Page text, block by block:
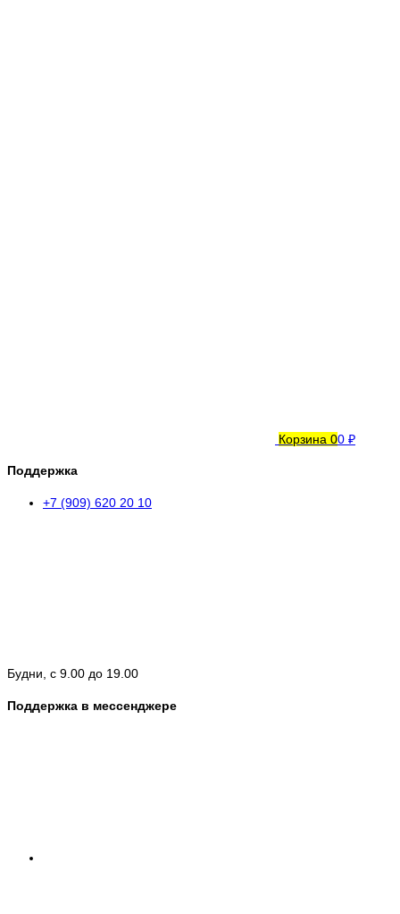
Корзина 00 ₽
Поддержка
+7 (909) 620 20 10
Будни, с 9.00 до 19.00
Поддержка в мессенджере